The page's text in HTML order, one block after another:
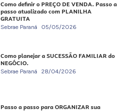
Como definir o PREÇO DE VENDA. Passo a
passo atualizado com PLANILHA
GRATUITA
Sebrae Paraná 05/05/2026
Como planejar a SUCESSÃO FAMILIAR do
NEGÓCIO.
Sebrae Paraná 28/04/2026
Passo a passo para ORGANIZAR sua